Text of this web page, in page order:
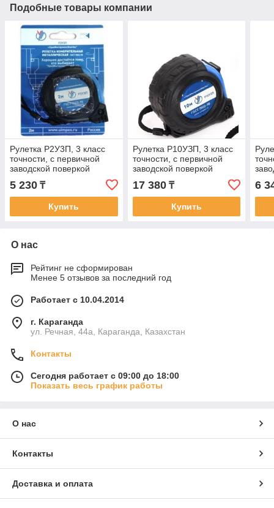
Подобные товары компании
Рулетка Р2У3П, 3 класс
точности, с первичной
заводской поверкой
5 230 ₸
Купить
Рулетка Р10УЗП, 3 класс
точности, с первичной
заводской поверкой
17 380₸
Купить
6
О нас
Рейтинг не сформирован
Менее 5 отзывов за последний год
Работает с 10.04.2014
г. Караганда
ул. Речная, 44а, Караганда, Казахстан
Контакты
Сегодня работает с 09:00 до 18:00
Показать весь график работы
О нас
Контакты
Доставка и оплата